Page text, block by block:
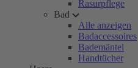
Rasurpflege
Bad
Alle anzeigen
Badaccessoires
Bademäntel
Handtücher